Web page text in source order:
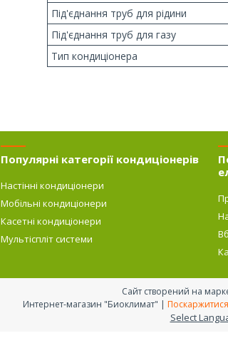
Під'єднання труб для рідини
Під'єднання труб для газу
Тип кондиціонера
Популярні категорії кондиціонерів
Настінні кондиціонери
Мобільні кондиціонери
Касетні кондиціонери
Мультіспліт системи
Сайт створений на
Интернет-магазин "Биоклимат" |
Select